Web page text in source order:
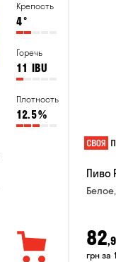
Крепость
4°
Горечь
11 IBU
Плотность
12.5%
Пиво
82
грн за